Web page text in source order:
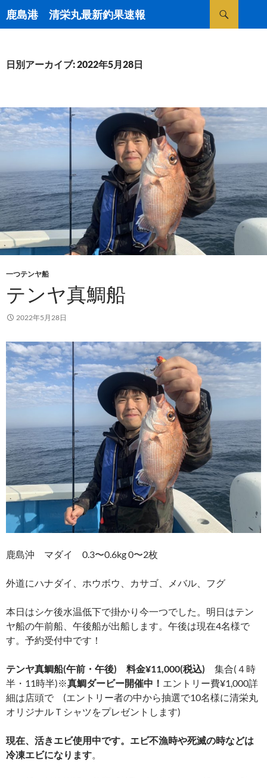
鹿島港 清栄丸最新釣果速報
検
索
ン
キ
ッ
プ
日別アーカイブ: 2022年5月28日
一つテンヤ船
テンヤ真鯛船
2022年5月28日
鹿島沖 マダイ 0.3〜0.6kg 0〜2枚
外道にハナダイ、ホウボウ、カサゴ、メバル、フグ
本日はシケ後水温低下で掛かり今一つでした。明日はテン
ヤ船の午前船、午後船が出船します。午後は現在4名様で
す。予約受付中です！
テンヤ真鯛船(午前・午後) 料金¥11,000(税込) 集合(４時
半・11時半)※真鯛ダービー開催中！ エントリー費¥1,000詳
細は店頭で (エントリー者の中から抽選で10名様に清栄丸
オリジナルＴシャツをプレゼントします)
現在、活きエビ使用中です。エビ不漁時や死滅の時などは
冷凍エビになります。